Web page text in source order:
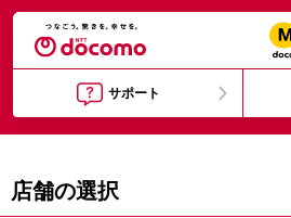
サポート
店舗の選択